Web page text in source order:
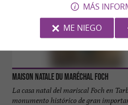
Maison natale du Maréchal Foch
La casa natal del mariscal Foch en
monumento histórico de gran
MÁS
ME NIEGO